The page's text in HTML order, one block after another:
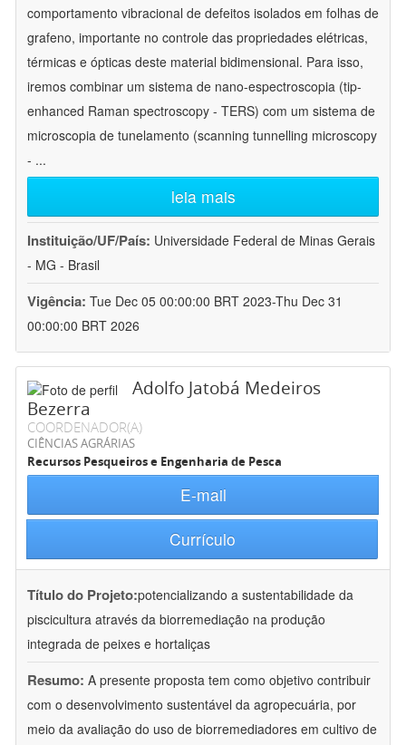
comportamento vibracional de defeitos isolados em folhas de
grafeno, importante no controle das propriedades elétricas,
térmicas e ópticas deste material bidimensional. Para isso,
iremos combinar um sistema de nano-espectroscopia (tip-
enhanced Raman spectroscopy - TERS) com um sistema de
microscopia de tunelamento (scanning tunnelling microscopy
- ...
leia mais
Instituição/UF/País: Universidade Federal de Minas Gerais
- MG - Brasil
Vigência: Tue Dec 05 00:00:00 BRT 2023-Thu Dec 31
00:00:00 BRT 2026
Adolfo Jatobá Medeiros
Bezerra
COORDENADOR(A)
CIÊNCIAS AGRÁRIAS
Recursos Pesqueiros e Engenharia de Pesca
E-mail
Currículo
Título do Projeto:potencializando a sustentabilidade da
piscicultura através da biorremediação na produção
integrada de peixes e hortaliças
Resumo: A presente proposta tem como objetivo contribuir
com o desenvolvimento sustentável da agropecuária, por
meio da avaliação do uso de biorremediadores em cultivo de